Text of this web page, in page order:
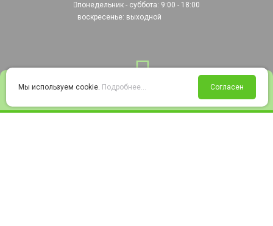
Войти Избранное Корзина
понедельник - суббота: 9:00 - 18:00
воскресенье: выходной
Мы используем cookie. Подробнее... Согласен